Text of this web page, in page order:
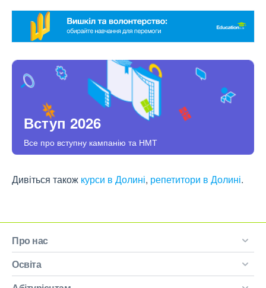
Вступ 2026
Все про вступну кампанію та НМТ
Дивіться також курси в Долині, репетитори в Долині.
Про нас
Освіта